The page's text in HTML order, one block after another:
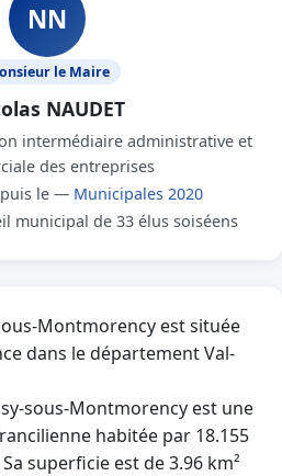
NN
le Maire
NAUDET
intermédiaire administrative et
des entreprises
le — Municipales 2020
municipal de 33 élus soiséens
Montmorency est située
dans le département Val-
sous-Montmorency est une
habitée par 18.155
superficie est de 3.96 km²